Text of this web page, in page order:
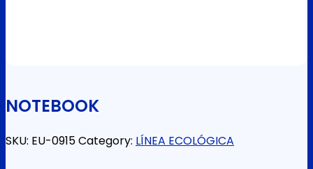
NOTEBOOK
SKU: EU-0915Category: LÍNEA ECOLÓGICA